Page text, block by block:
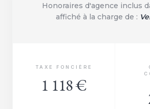
Honoraires d'agence inclus
affiché à la charge de :
TAXE FONCIÈRE
1 118 €